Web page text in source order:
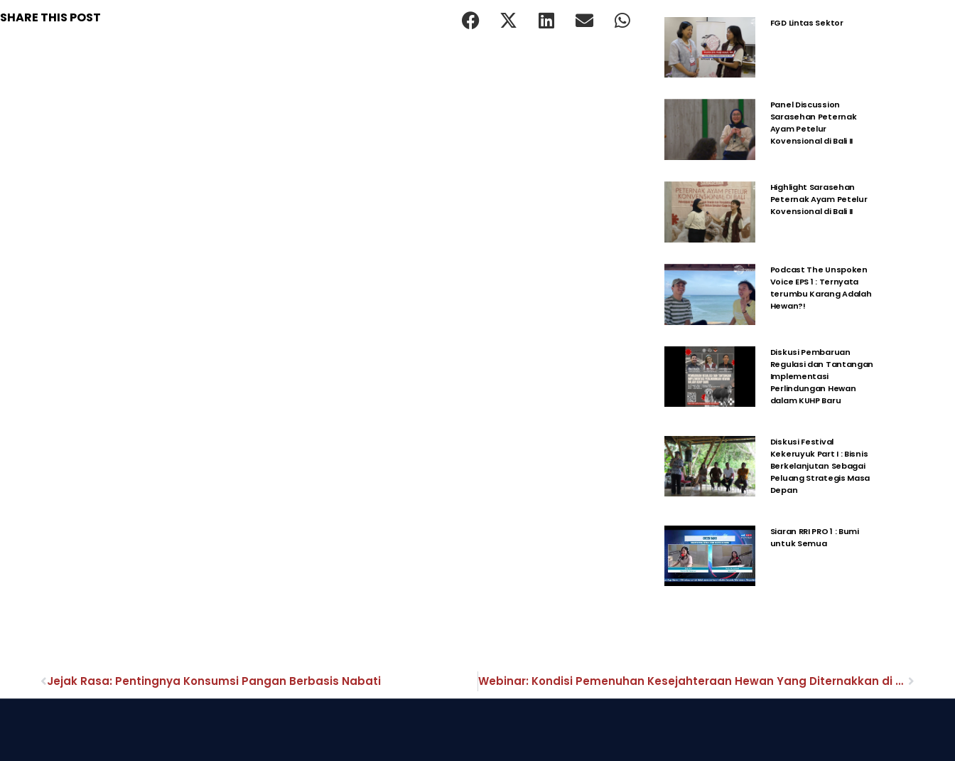
SHARE THIS POST FGD Lintas Sektor
Panel Discussion
Sarasehan Peternak
Ayam Petelur
Kovensional di Bali II
Highlight Sarasehan
Peternak Ayam Petelur
Kovensional di Bali II
Podcast The Unspoken
Voice EPS 1 : Ternyata
terumbu Karang Adalah
Hewan?!
Diskusi Pembaruan
Regulasi dan Tantangan
Implementasi
Perlindungan Hewan
dalam KUHP Baru
Diskusi Festival
Kekeruyuk Part I : Bisnis
Berkelanjutan Sebagai
Peluang Strategis Masa
Depan
Siaran RRI PRO 1 : Bumi
untuk Semua
Jejak Rasa: Pentingnya Konsumsi Pangan Berbasis Nabati Webinar: Kondisi Pemenuhan Kesejahteraan Hewan Yang Diternakkan di Bali